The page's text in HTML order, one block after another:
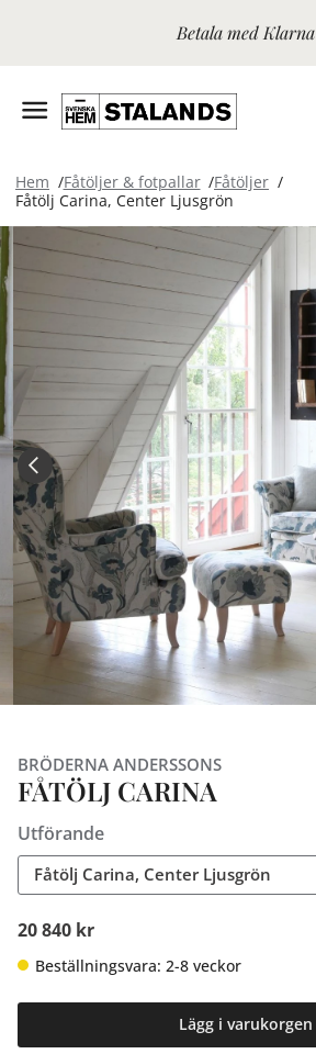
Betala med Klarna
Hem Fåtöljer & fotpallar
Fåtöljer
Fåtölj Carina, Center Ljusgrön
BRÖDERNA ANDERSSONS
FÅTÖLJ CARINA
Utförande
Fåtölj Carina, Center Ljusgrön
20 840 kr
Beställningsvara: 2-8 veckor
Lägg i varukorgen